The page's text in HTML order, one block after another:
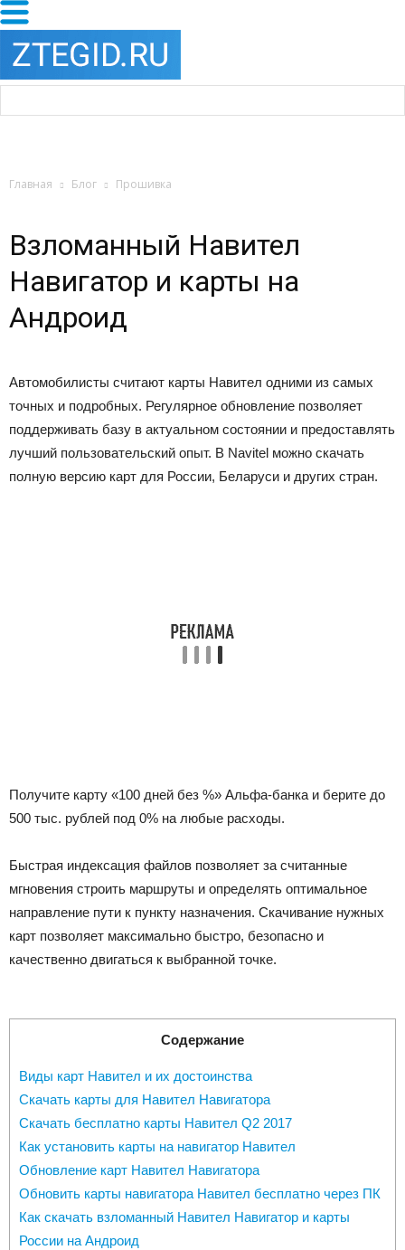
Главная Блог Прошивка
Взломанный Навител
Навигатор и карты на
Андроид
Автомобилисты считают карты Навител одними из самых
точных и подробных. Регулярное обновление позволяет
поддерживать базу в актуальном состоянии и предоставлять
лучший пользовательский опыт. В Navitel можно скачать
полную версию карт для России, Беларуси и других стран.
Получите карту «100 дней без %» Альфа-банка и берите до
500 тыс. рублей под 0% на любые расходы.
Быстрая индексация файлов позволяет за считанные
мгновения строить маршруты и определять оптимальное
направление пути к пункту назначения. Скачивание нужных
карт позволяет максимально быстро, безопасно и
качественно двигаться к выбранной точке.
Содержание
Виды карт Навител и их достоинства
Скачать карты для Навител Навигатора
Скачать бесплатно карты Навител Q2 2017
Как установить карты на навигатор Навител
Обновление карт Навител Навигатора
Обновить карты навигатора Навител бесплатно через ПК
Как скачать взломанный Навител Навигатор и карты
России на Андроид